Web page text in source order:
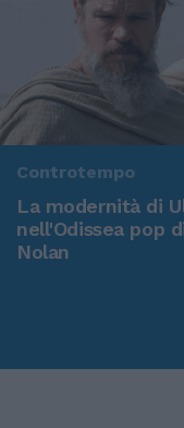
Controtempo
La modernità di
nell'Odissea pop
Nolan